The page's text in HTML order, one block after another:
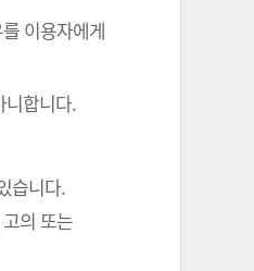
이용자에게
니합니다.
습니다.
의 또는